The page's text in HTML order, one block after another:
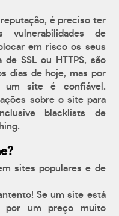
é preciso ter
vulnerabilidades de
em risco os seus
de SSL ou HTTPS, são
dias de hoje, mas por
um site é confiável.
sobre o site para
blacklists de
sites populares e de
Se um site está
por um preço muito